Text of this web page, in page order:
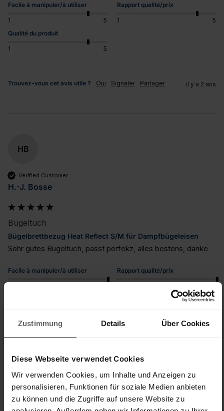
Zustimmung Details Über Cookies
Diese Webseite verwendet Cookies
Wir verwenden Cookies, um Inhalte und Anzeigen zu
personalisieren, Funktionen für soziale Medien anbieten
zu können und die Zugriffe auf unsere Website zu
Facile à manipuler/à utiliser
1 5
Rapport qualité/prix
1
5
Qualité du produit
1 5
Trouvez-vous cet avis utile ? Oui Signaler Partager il y a 2 ans
HB
Verified Customer
H.-J. Bosse
Bügeltuch
Bügelbrettbezug Heat Reflect S/M für Dampfbügeleisen
Sehr gutes Bügeltuch, passt perfekz, alles bestens, danke
Facile à manipuler/à utiliser Rapport qualité/prix